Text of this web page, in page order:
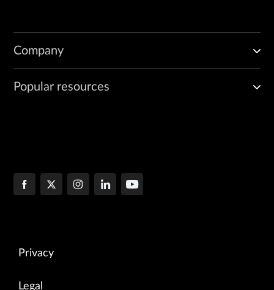
Company
Popular resources
Privacy
Legal